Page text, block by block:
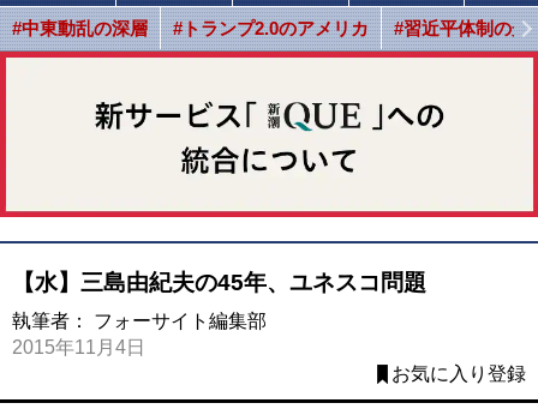
#中東動乱の深層 #トランプ2.0のアメリカ #習近平体制の光
【水】三島由紀夫の45年、ユネスコ問題
執筆者： フォーサイト編集部
2015年11月4日
お気に入り登録